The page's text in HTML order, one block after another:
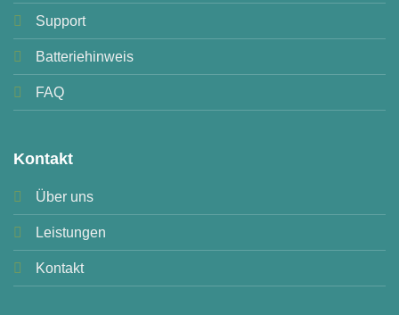
Support
Batteriehinweis
FAQ
Kontakt
Über uns
Leistungen
Kontakt